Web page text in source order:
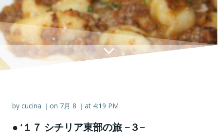
by cucina | on 7月 8 | at 4:19 PM
● ‘１７ シチリア東部の旅 −３−